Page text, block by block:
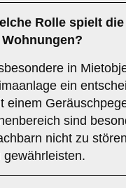
Rolle spielt
in
ein
einem
sind
nicht zu
gewährleisten.